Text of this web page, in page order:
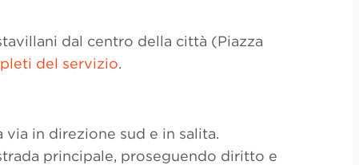
dal centro della città (Piazza
del servizio.
via in direzione sud e in salita.
principale, proseguendo diritto e